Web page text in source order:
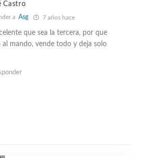
Castro
a Asg 7 años hace
que sea la tercera, por que
al mando, vende todo y deja solo